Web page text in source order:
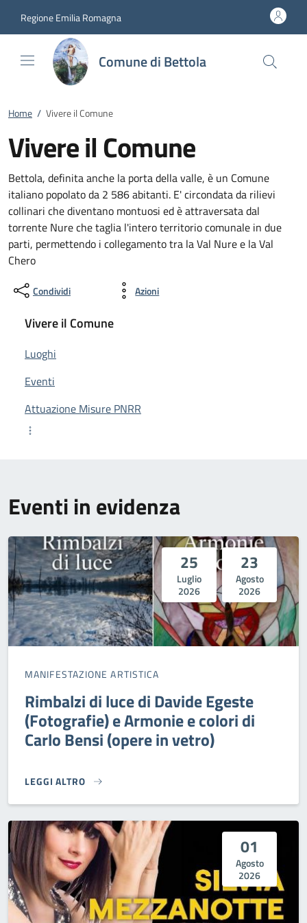
Regione Emilia Romagna
Comune di Bettola
Home / Vivere il Comune
Vivere il Comune
Bettola, definita anche la porta della valle, è un Comune
italiano popolato da 2 586 abitanti. E' circondata da rilievi
collinari che diventano montuosi ed è attraversata dal
torrente Nure che taglia l'intero territorio comunale in due
parti, permettendo i collegamento tra la Val Nure e la Val
Chero
Condividi Azioni
Vivere il Comune
Luoghi
Eventi
Attuazione Misure PNRR
Eventi in evidenza
25
Luglio
2026
23
Agosto
2026
MANIFESTAZIONE ARTISTICA
Rimbalzi di luce di Davide Egeste
(Fotografie) e Armonie e colori di
Carlo Bensi (opere in vetro)
LEGGI ALTRO
RIMBALZI DI LUCE DI DAVIDE EGESTE (FOTOGRAFIE) E
01
Agosto
2026